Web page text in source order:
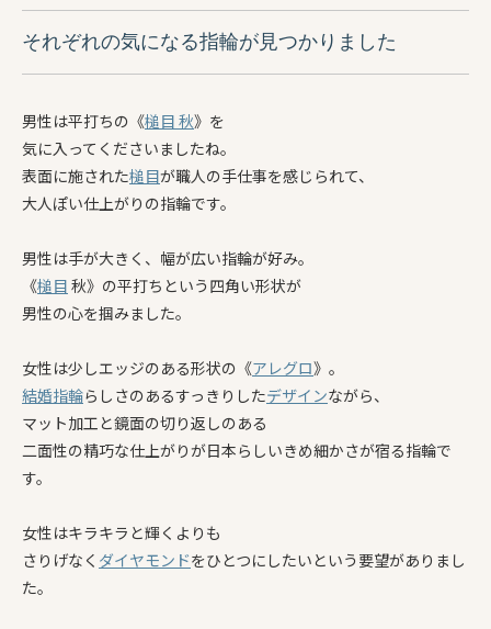
それぞれの気になる指輪が見つかりました
男性は平打ちの《槌目 秋》を
気に入ってくださいましたね。
表面に施された槌目が職人の手仕事を感じられて、
大人ぽい仕上がりの指輪です。
男性は手が大きく、幅が広い指輪が好み。
《槌目 秋》の平打ちという四角い形状が
男性の心を掴みました。
女性は少しエッジのある形状の《アレグロ》。
結婚指輪らしさのあるすっきりしたデザインながら、
マット加工と鏡面の切り返しのある
二面性の精巧な仕上がりが日本らしいきめ細かさが宿る指輪で
す。
女性はキラキラと輝くよりも
さりげなく ダイヤモンドをひとつにしたいという要望がありまし
た。